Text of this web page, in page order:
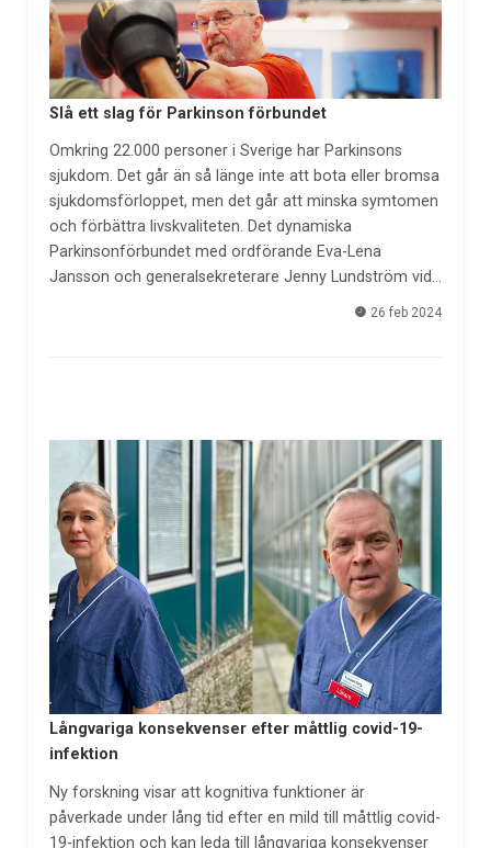
Slå ett slag för Parkinson förbundet
Omkring 22.000 personer i Sverige har Parkinsons
sjukdom. Det går än så länge inte att bota eller bromsa
sjukdomsförloppet, men det går att minska symtomen
och förbättra livskvaliteten. Det dynamiska
Parkinsonförbundet med ordförande Eva-Lena
Jansson och generalsekreterare Jenny Lundström vid…
26 feb 2024
Långvariga konsekvenser efter måttlig covid-19-
infektion
Ny forskning visar att kognitiva funktioner är
påverkade under lång tid efter en mild till måttlig covid-
19-infektion och kan leda till långvariga konsekvenser